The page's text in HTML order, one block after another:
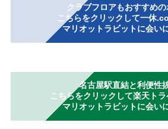
クラブフロアもおすすめの
こちらをクリックして一休
マリオットラビットに会い
名古屋駅直結と利便性
こちらをクリックして楽天ト
マリオットラビットに会い